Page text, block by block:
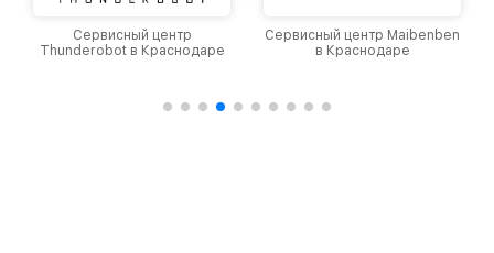
Сервисный центр
Thunderobot в Краснодаре
Сервисный центр Maibenben
в Краснодаре